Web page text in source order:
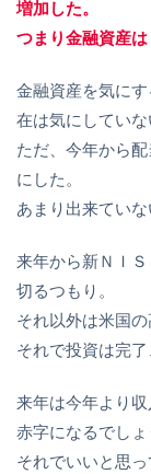
増加した。
つまり金融資産は
金融資産を気に
在は気にしていな
ただ、今年から
にした。
あまり出来ていな
来年から新ＮＩ
切るつもり。
それ以外は米国の
それで投資は完
来年は今年より
赤字になるでしょ
それでいいと思